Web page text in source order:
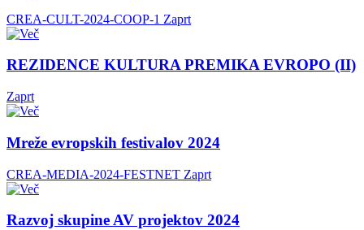
CREA-CULT-2024-COOP-1 Zaprt
REZIDENCE KULTURA PREMIKA EVROPO (II)
Zaprt
Mreže evropskih festivalov 2024
CREA-MEDIA-2024-FESTNET Zaprt
Razvoj skupine AV projektov 2024